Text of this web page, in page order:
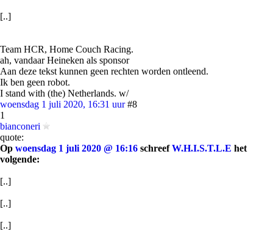
[..]
Team HCR, Home Couch Racing.
ah, vandaar Heineken als sponsor
Aan deze tekst kunnen geen rechten worden ontleend.
Ik ben geen robot.
I stand with (the) Netherlands. w/
woensdag 1 juli 2020, 16:31 uur #8
1
bianconeri
quote:
Op woensdag 1 juli 2020 @ 16:16 schreefW.H.I.S.T.L.E het
volgende:
[..]
[..]
[..]